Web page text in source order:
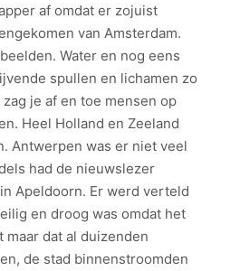
af omdat er zojuist
van Amsterdam.
Water en nog eens
spullen en lichamen zo
je af en toe mensen op
Heel Holland en Zeeland
Antwerpen was er niet veel
had de nieuwslezer
Apeldoorn. Er werd verteld
en droog was omdat het
maar dat al duizenden
de stad binnenstroomden